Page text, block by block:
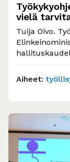
vielä
Tuija Oivo.
erityisesti
Aiheet: